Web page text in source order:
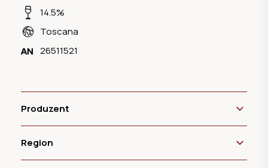
14.5%
Toscana
26511521
Produzent
Region